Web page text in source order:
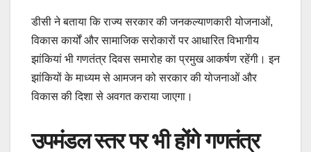
डीसी ने बताया कि राज्य सरकार की जनकल्याणकारी योजनाओं,
विकास कार्यों और सामाजिक सरोकारों पर आधारित विभागीय
झांकियां भी गणतंत्र दिवस समारोह का प्रमुख आकर्षण रहेंगी। इन
झांकियों के माध्यम से आमजन को सरकार की योजनाओं और
विकास की दिशा से अवगत कराया जाएगा।
उपमंडल स्तर पर भी होंगे गणतंत्र